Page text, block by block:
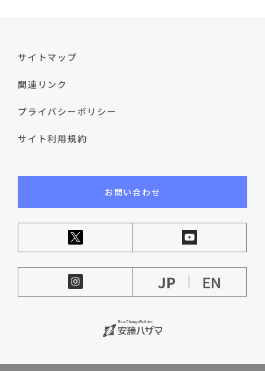
サイトマップ
関連リンク
プライバシーポリシー
サイト利用規約
お問い合わせ
JP EN